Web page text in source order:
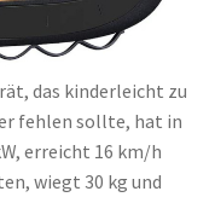
das kinderleicht zu
fehlen sollte, hat in
erreicht 16 km/h
wiegt 30 kg und